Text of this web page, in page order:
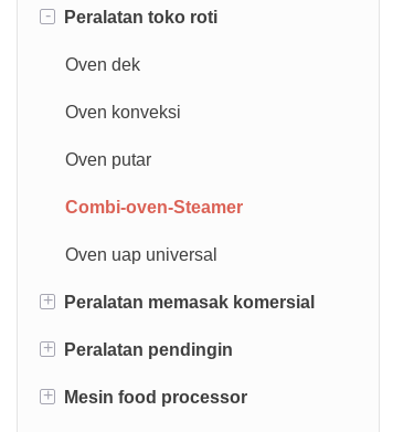
- Peralatan toko roti
Oven dek
Oven konveksi
Oven putar
Combi-oven-Steamer
Oven uap universal
+ Peralatan memasak komersial
700/900 seri
Jajaran memasak
+ Peralatan pendingin
Terbuka showcase
+ Mesin food processor